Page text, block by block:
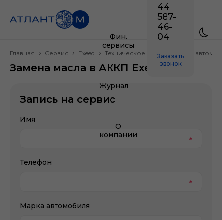
Фин.
сервисы
Журнал
О
компании
44
587-
46-
04
Заказать
звонок
Главная Сервис Exeed Техническое обслуживание
Замена масла в АККП Exeed
Запись на сервис
Имя
Телефон
Марка автомобиля